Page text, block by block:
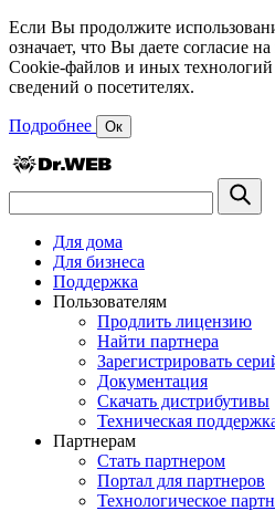
Если Вы продолжите
означает, что Вы даете согласие
Cookie-файлов и иных технологий
сведений о посетителях.
Подробнее Ок
Для дома
Для бизнеса
Поддержка
Пользователям
Продлить лицензию
Найти партнера
Зарегистрировать
Документация
Скачать дистрибутивы
Техническая
Партнерам
Стать партнером
Портал для партнеров
Технологическое